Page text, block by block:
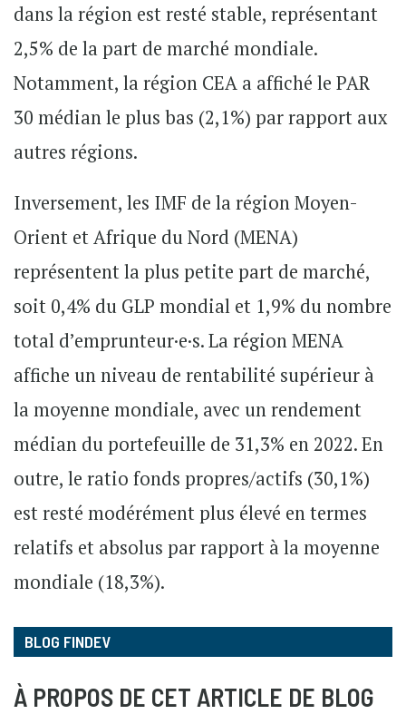
dans la région est resté stable, représentant
2,5% de la part de marché mondiale.
Notamment, la région CEA a affiché le PAR
30 médian le plus bas (2,1%) par rapport aux
autres régions.
Inversement, les IMF de la région Moyen-
Orient et Afrique du Nord (MENA)
représentent la plus petite part de marché,
soit 0,4% du GLP mondial et 1,9% du nombre
total d’emprunteur·e·s. La région MENA
affiche un niveau de rentabilité supérieur à
la moyenne mondiale, avec un rendement
médian du portefeuille de 31,3% en 2022. En
outre, le ratio fonds propres/actifs (30,1%)
est resté modérément plus élevé en termes
relatifs et absolus par rapport à la moyenne
mondiale (18,3%).
BLOG FINDEV
À PROPOS DE CET ARTICLE DE BLOG